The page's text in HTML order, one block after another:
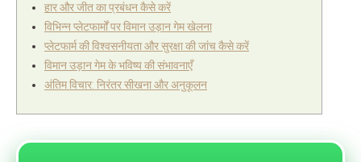
हार और जीत का प्रबंधन कैसे करें
विभिन्न प्लेटफार्मों पर विमान उड़ान गेम खेलना
प्लेटफार्म की विश्वसनीयता और सुरक्षा की जांच कैसे करें
विमान उड़ान गेम के भविष्य की संभावनाएँ
अंतिम विचार: निरंतर सीखना और अनुकूलन